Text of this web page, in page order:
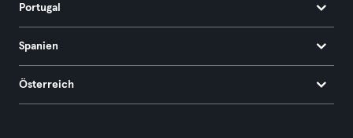
Portugal
Spanien
Österreich